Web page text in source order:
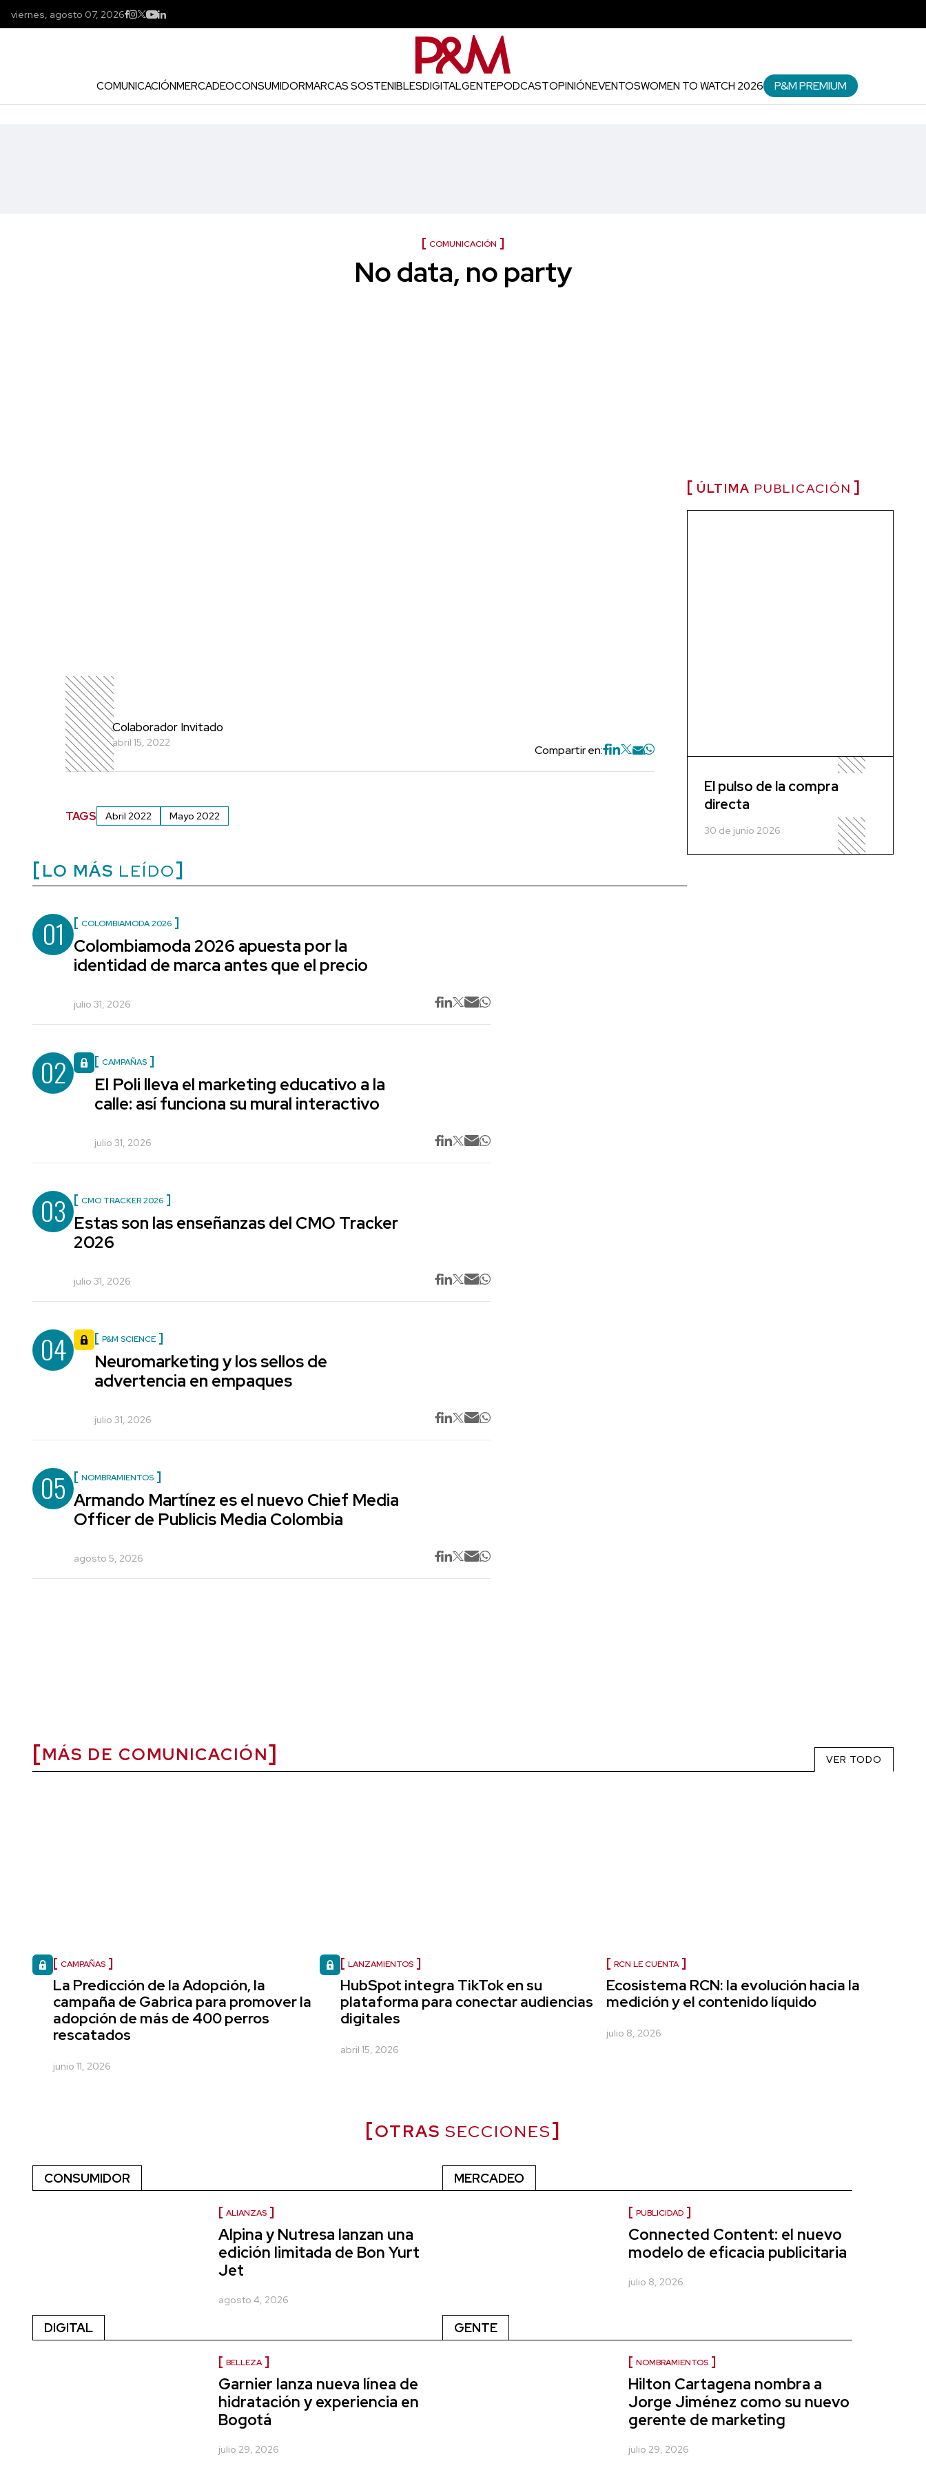
viernes, agosto 07, 2026
COMUNICACIÓNMERCADEOCONSUMIDORMARCAS SOSTENIBLESDIGITALGENTEPODCASTOPINIÓNEVENTOSWOMEN TO WATCH 2026 P&M PREMIUM
COMUNICACIÓN
No data, no party
Colaborador Invitado
abril 15, 2022
Compartir en:
TAGS Abril 2022 Mayo 2022
LO MÁS LEÍDO
01 COLOMBIAMODA 2026
Colombiamoda 2026 apuesta por la
identidad de marca antes que el precio
julio 31, 2026
02 CAMPAÑAS
El Poli lleva el marketing educativo a la
calle: así funciona su mural interactivo
julio 31, 2026
03 CMO TRACKER 2026
Estas son las enseñanzas del CMO Tracker
2026
julio 31, 2026
04 P&M SCIENCE
Neuromarketing y los sellos de
advertencia en empaques
julio 31, 2026
05 NOMBRAMIENTOS
Armando Martínez es el nuevo Chief Media
Officer de Publicis Media Colombia
agosto 5, 2026
ÚLTIMA PUBLICACIÓN
El pulso de la compra
directa
30 de junio 2026
MÁS DE COMUNICACIÓN VER TODO
CAMPAÑAS
La Predicción de la Adopción, la
campaña de Gabrica para promover la
adopción de más de 400 perros
rescatados
junio 11, 2026
LANZAMIENTOS
HubSpot integra TikTok en su
plataforma para conectar audiencias
digitales
abril 15, 2026
RCN LE CUENTA
Ecosistema RCN: la evolución hacia la
medición y el contenido líquido
julio 8, 2026
OTRAS SECCIONES
CONSUMIDOR
ALIANZAS
Alpina y Nutresa lanzan una
edición limitada de Bon Yurt
Jet
agosto 4, 2026
MERCADEO
PUBLICIDAD
Connected Content: el nuevo
modelo de eficacia publicitaria
julio 8, 2026
DIGITAL
BELLEZA
Garnier lanza nueva línea de
hidratación y experiencia en
Bogotá
julio 29, 2026
GENTE
NOMBRAMIENTOS
Hilton Cartagena nombra a
Jorge Jiménez como su nuevo
gerente de marketing
julio 29, 2026